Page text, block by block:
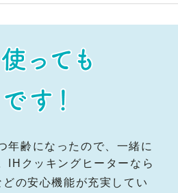
年齢になったので、一緒に
IHクッキングヒーターなら
どの安心機能が充実してい